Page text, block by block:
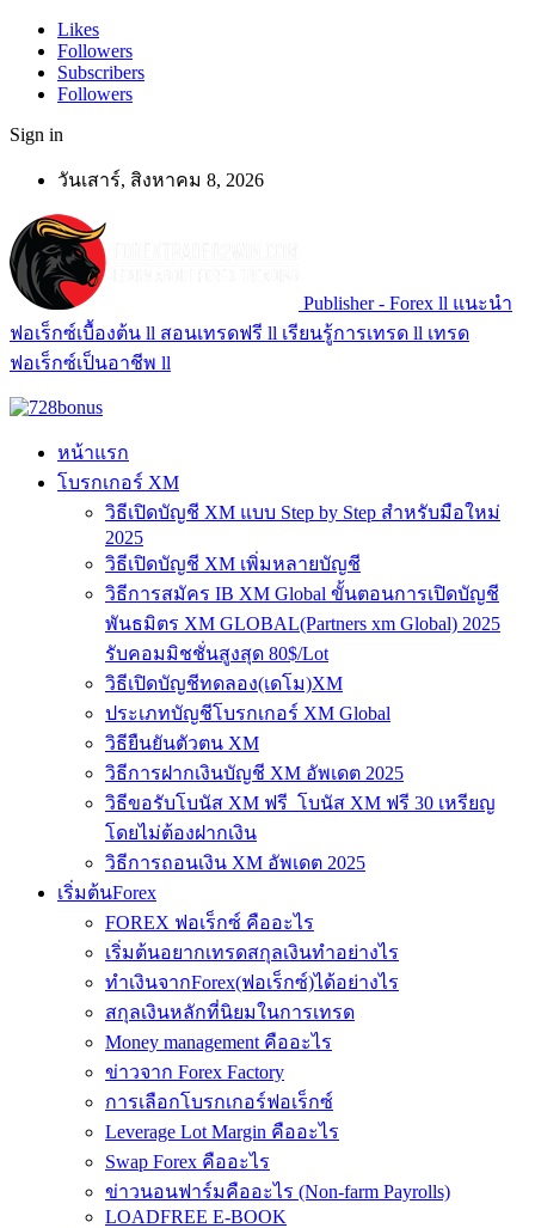
Likes
Followers
Subscribers
Followers
Sign in
วันเสาร์, สิงหาคม 8, 2026
Publisher - Forex ll แนะนำ
ฟอเร็กซ์เบื้องต้น ll สอนเทรดฟรี ll เรียนรู้การเทรด ll เทรด
ฟอเร็กซ์เป็นอาชีพ ll
หน้าแรก
โบรกเกอร์ XM
วิธีเปิดบัญชี XM แบบ Step by Step สำหรับมือใหม่
2025
วิธีเปิดบัญชี XM เพิ่มหลายบัญชี
วิธีการสมัคร IB XM Global ขั้นตอนการเปิดบัญชี
พันธมิตร XM GLOBAL(Partners xm Global) 2025
รับคอมมิชชั่นสูงสุด 80$/Lot
วิธีเปิดบัญชีทดลอง(เดโม)XM
ประเภทบัญชีโบรกเกอร์ XM Global
วิธียืนยันตัวตน XM
วิธีการฝากเงินบัญชี XM อัพเดต 2025
วิธีขอรับโบนัส XM ฟรี โบนัส XM ฟรี 30 เหรียญ
โดยไม่ต้องฝากเงิน
วิธีการถอนเงิน XM อัพเดต 2025
เริ่มต้นForex
FOREX ฟอเร็กซ์ คืออะไร
เริ่มต้นอยากเทรดสกุลเงินทำอย่างไร
ทำเงินจากForex(ฟอเร็กซ์)ได้อย่างไร
สกุลเงินหลักที่นิยมในการเทรด
Money management คืออะไร
ข่าวจาก Forex Factory
การเลือกโบรกเกอร์ฟอเร็กซ์
Leverage Lot Margin คืออะไร
Swap Forex คืออะไร
ข่าวนอนฟาร์มคืออะไร (Non-farm Payrolls)
LOADFREE E-BOOK